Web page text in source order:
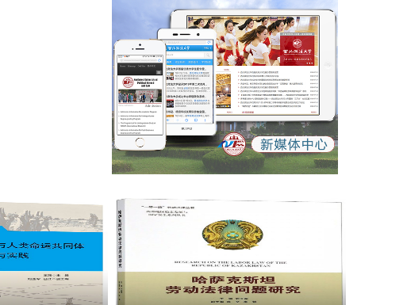
”。 2.2025年10
选人员材料，组
办理签证等相
人务必提前做
务楼B座417室